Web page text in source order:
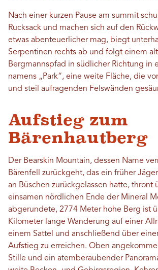
Nach einer kurzen Pause am summit
Rucksack und machen sich auf den
etwas abenteuerlicher mag, biegt
Serpentinen rechts ab und folgt einem
Bergmannspfad in südlicher Richtung in
namens „Park“, eine weite Fläche, die
und steil aufragenden Felswänden
Aufstieg zum
Bärenhautberg
Der Bearskin Mountain, dessen Name
Bärenfell zurückgeht, das ein früher
an Büschen zurückgelassen hatte, thront
einsamen nördlichen Ende der Mineral
abgerundete, 2774 Meter hohe Berg ist
Kilometer lange Wanderung auf einer
einem Sattel und anschließend über
Aufstieg zu erreichen. Oben
Stille und ein atemberaubender